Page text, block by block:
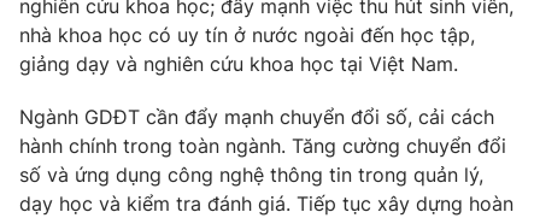
nghiên cứu khoa học; đẩy mạnh việc thu hút sinh viên,
nhà khoa học có uy tín ở nước ngoài đến học tập,
giảng dạy và nghiên cứu khoa học tại Việt Nam.
Ngành GDĐT cần đẩy mạnh chuyển đổi số, cải cách
hành chính trong toàn ngành. Tăng cường chuyển đổi
số và ứng dụng công nghệ thông tin trong quản lý,
dạy học và kiểm tra đánh giá. Tiếp tục xây dựng hoàn